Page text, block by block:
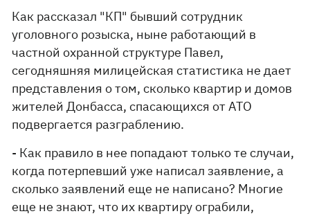
Как рассказал "КП" бывший сотрудник
уголовного розыска, ныне работающий в
частной охранной структуре Павел,
сегодняшняя милицейская статистика не дает
представления о том, сколько квартир и домов
жителей Донбасса, спасающихся от АТО
подвергается разграблению.
- Как правило в нее попадают только те случаи,
когда потерпевший уже написал заявление, а
сколько заявлений еще не написано? Многие
еще не знают, что их квартиру ограбили,